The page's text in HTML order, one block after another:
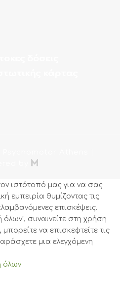

ιστότοπό μας για να σας
εμπειρία θυμίζοντας τις
επισκέψεις.
συναινείτε στη χρήση
να επισκεφτείτε τις
μια ελεγχόμενη
όλων